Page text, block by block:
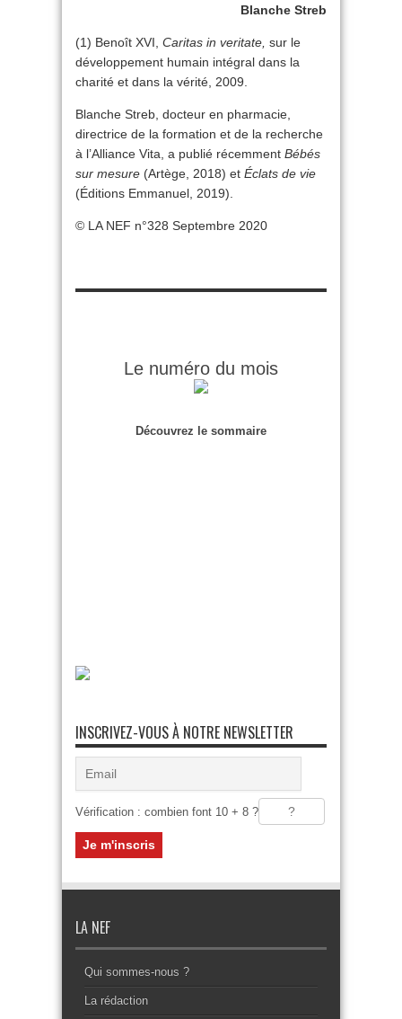
Blanche Streb
(1) Benoît XVI, Caritas in veritate, sur le
développement humain intégral dans la
charité et dans la vérité, 2009.
Blanche Streb, docteur en pharmacie,
directrice de la formation et de la recherche
à l’Alliance Vita, a publié récemment Bébés
sur mesure (Artège, 2018) et Éclats de vie
(Éditions Emmanuel, 2019).
© LA NEF n°328 Septembre 2020
Le numéro du mois
Découvrez le sommaire
INSCRIVEZ-VOUS À NOTRE NEWSLETTER
Vérification : combien font 10 + 8 ?
LA NEF
Qui sommes-nous ?
La rédaction